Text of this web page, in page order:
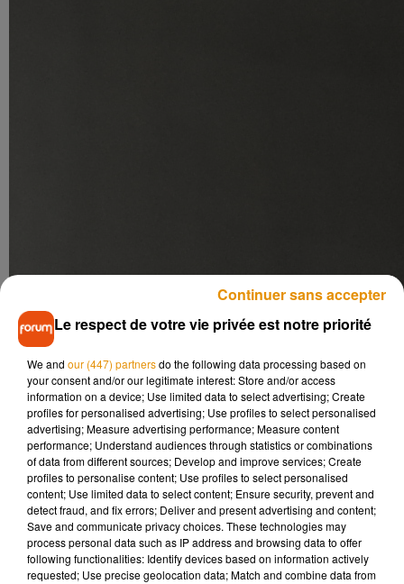
Le respect de votre vie privée est notre priorité
We and our (447) partnersdo the following data processing based on
your consent and/or our legitimate interest: Store and/or access
information on a device; Use limited data to select advertising; Create
profiles for personalised advertising; Use profiles to select personalised
advertising; Measure advertising performance; Measure content
performance; Understand audiences through statistics or combinations
of data from different sources; Develop and improve services; Create
profiles to personalise content; Use profiles to select personalised
content; Use limited data to select content; Ensure security, prevent and
detect fraud, and fix errors; Deliver and present advertising and content;
Save and communicate privacy choices. These technologies may
process personal data such as IP address and browsing data to offer
following functionalities: Identify devices based on information actively
requested; Use precise geolocation data; Match and combine data from
Continuer sans accepter